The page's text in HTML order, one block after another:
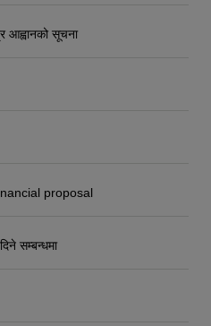
आह्वानको सूचना
proposal
सम्बन्धमा